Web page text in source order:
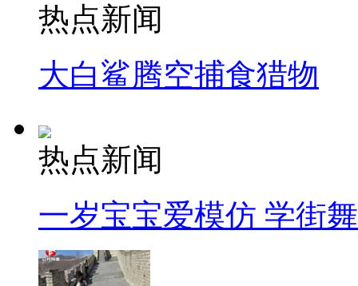
热点新闻
大白鲨腾空捕食猎物
热点新闻
一岁宝宝爱模仿 学街